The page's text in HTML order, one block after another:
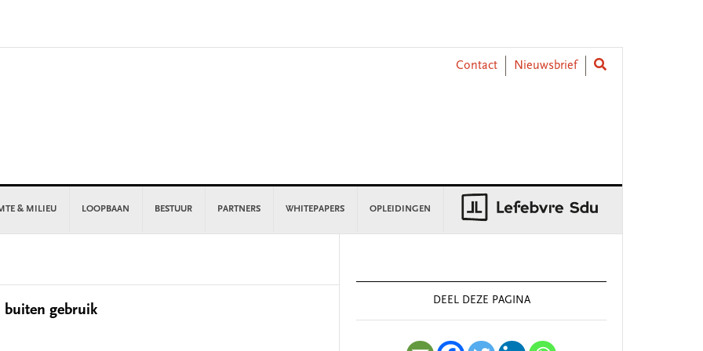
Contact
Nieuwsbrief
& MILIEU LOOPBAAN BESTUUR PARTNERS WHITEPAPERS OPLEIDINGEN
buiten gebruik
Sidebar
DEEL DEZE PAGINA